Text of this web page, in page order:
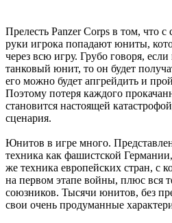
Прелесть Panzer Corps в том, что с
руки игрока попадают юниты,
через всю игру. Грубо говоря,
танковый юнит, то он будет
его можно будет апгрейдить и
Поэтому потеря каждого
становится настоящей
сценария.
Юнитов в игре много.
техника как фашистской
же техника европейских стран, с
на первом этапе войны, плюс вся
союзников. Тысячи юнитов, без
свои очень продуманные